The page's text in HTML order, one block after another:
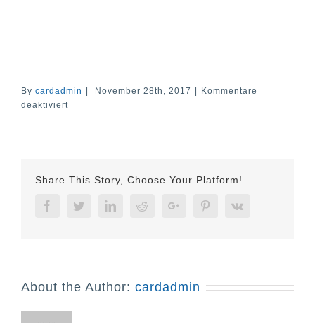
By cardadmin | November 28th, 2017 | Kommentare
deaktiviert
Thermosublimationsdrucker
Share This Story, Choose Your Platform!
FacebookTwitter LinkedinReddit Google+Pinterest
About the Author: cardadmin